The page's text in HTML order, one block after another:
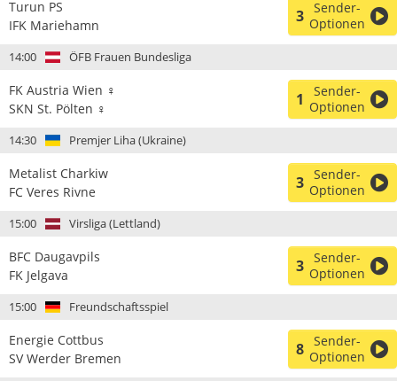
Turun PS
IFK Mariehamn
3 Sender-
Optionen
14:00 ÖFB Frauen Bundesliga
FK Austria Wien ♀
SKN St. Pölten ♀
1
Sender-
Optionen
14:30 Premjer Liha (Ukraine)
Metalist Charkiw
FC Veres Rivne
3 Sender-
Optionen
15:00 Virsliga (Lettland)
BFC Daugavpils
FK Jelgava
3 Sender-
Optionen
15:00 Freundschaftsspiel
Energie Cottbus
SV Werder Bremen
8 Sender-
Optionen